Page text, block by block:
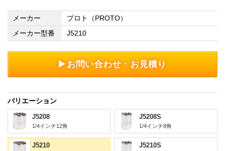
メーカー
プロト（PROTO）
メーカー型番
J5210
お問い合わせ・お見積り
バリエーション
J5208
1/4インチ12角
J5208S
1/4インチ8角
J5210 J5210S